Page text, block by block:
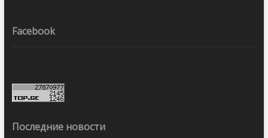
Facebook
Последние новости